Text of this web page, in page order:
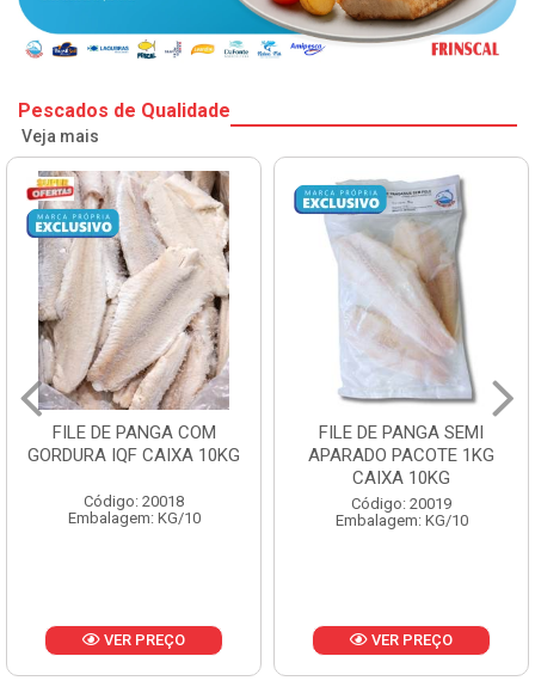
Pescados de Qualidade
Veja mais
FILE DE PANGA SEMI
APARADO PACOTE 1KG
Código: 20019
Embalagem: KG/10
VER PREÇO
POLACA DESFIADA
PESCAMARES
CX10KG
Código: 20161
Embalagem: KG/10
VER PREÇO